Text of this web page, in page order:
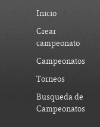
Inicio
Crear
campeonato
Campeonatos
Torneos
Busqueda de
Campeonatos